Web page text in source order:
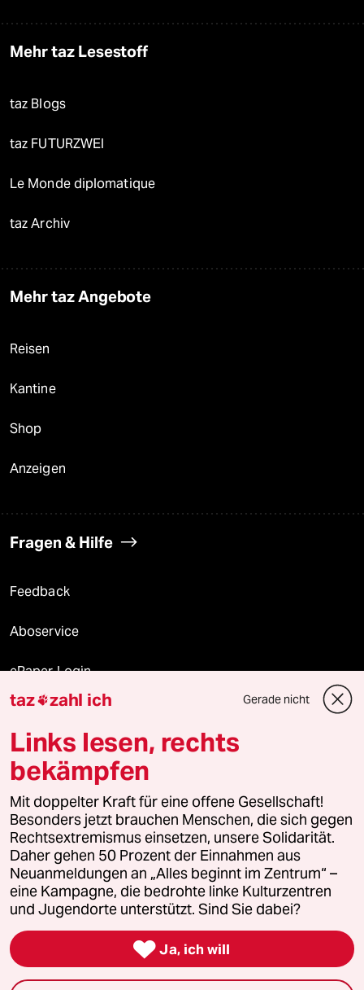
Mehr taz Lesestoff
taz Blogs
taz FUTURZWEI
Le Monde diplomatique
taz Archiv
Mehr taz Angebote
Reisen
Kantine
Shop
Anzeigen
Fragen & Hilfe
Feedback
Aboservice
ePaper Login
Downloads für Abonnierende
© 2026 taz Verlags und Vertriebs GmbH
Alle Rechte vorbehalten. Bei rechtlichen Fragen oder für Genehmigungen
wenden Sie sich bitte an
lizenzen@taz.de
Feedback Redaktionsstatut Kommune-Richtlinien
Leitlinie Informant Datenschutz Impressum AGB
Seitenwende Einwilligungen widerrufen (Ads)
taz zahl ich Gerade nicht
Links lesen, rechts
bekämpfen
Mit doppelter Kraft für eine offene Gesellschaft!
Besonders jetzt brauchen Menschen, die sich gegen
Rechtsextremismus einsetzen, unsere Solidarität.
Daher gehen 50 Prozent der Einnahmen aus
Neuanmeldungen an „Alles beginnt im Zentrum“ –
eine Kampagne, die bedrohte linke Kulturzentren
und Jugendorte unterstützt. Sind Sie dabei?
 Ja, ich will